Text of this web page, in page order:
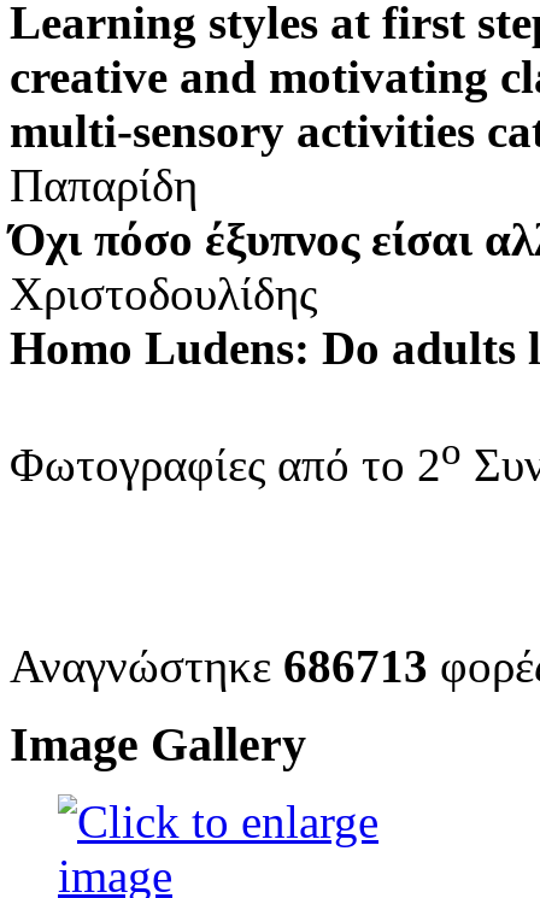
Learning styles at first
creative and motivating
multi-sensory activities
Παπαρίδη
Όχι πόσο έξυπνος είσαι
Χριστοδουλίδης
Homo Ludens: Do adults
Φωτογραφίες από το 2ο
Αναγνώστηκε 686713
Image Gallery